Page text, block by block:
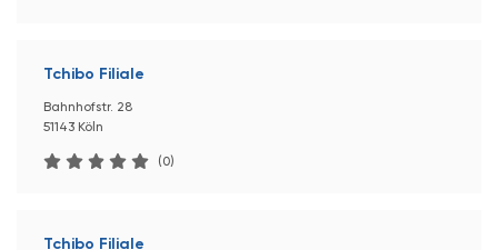
Tchibo Filiale
Bahnhofstr. 28
51143 Köln
(0)
Tchibo Filiale